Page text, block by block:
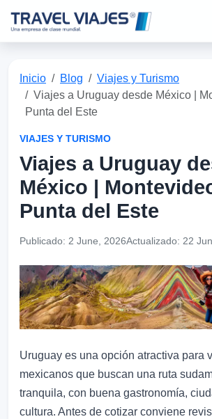
Inicio Blog
Viajes y Turismo
Viajes a Uruguay desde México |
Punta del Este
VIAJES Y TURISMO
Viajes a Uruguay
México |
Punta del Este
Publicado: 2 June, 2026Actualizado: 22
Uruguay es una opción atractiva para
mexicanos que buscan una ruta
tranquila, con buena gastronomía,
cultura. Antes de cotizar conviene